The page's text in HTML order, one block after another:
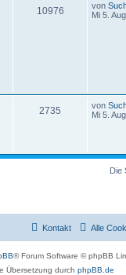
10976 von
Mi 5.
2735 von
Mi 5.
Die
Alle
Kontakt
® Forum Software © phpBB
Übersetzung durch phpBB.de